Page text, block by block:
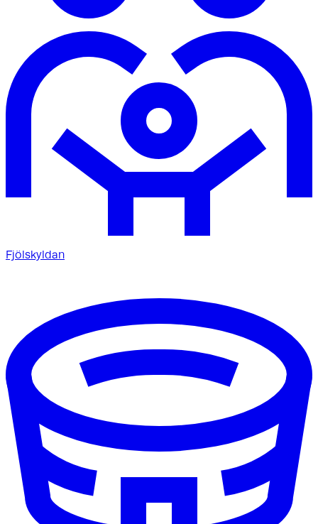
Fjölskyldan